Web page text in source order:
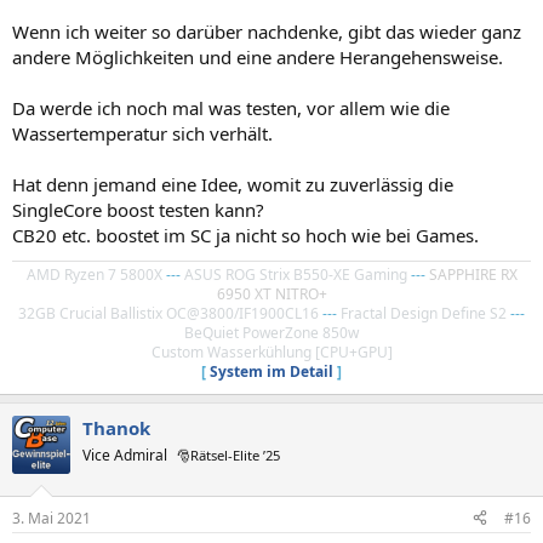
Wenn ich weiter so darüber nachdenke, gibt das wieder ganz
andere Möglichkeiten und eine andere Herangehensweise.
Da werde ich noch mal was testen, vor allem wie die
Wassertemperatur sich verhält.
Hat denn jemand eine Idee, womit zu zuverlässig die
SingleCore boost testen kann?
CB20 etc. boostet im SC ja nicht so hoch wie bei Games.
AMD Ryzen 7 5800X --- ASUS ROG Strix B550-XE Gaming --- SAPPHIRE RX
6950 XT NITRO+
32GB Crucial Ballistix OC@3800/IF1900CL16 --- Fractal Design Define S2 ---
BeQuiet PowerZone 850w
Custom Wasserkühlung [CPU+GPU]
[System im Detail ]
Thanok
Vice Admiral 🎅Rätsel-Elite ’25
3. Mai 2021 #16